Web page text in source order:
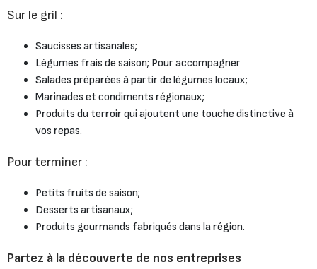
Sur le gril :
Saucisses artisanales;
Légumes frais de saison; Pour accompagner
Salades préparées à partir de légumes locaux;
Marinades et condiments régionaux;
Produits du terroir qui ajoutent une touche distinctive à
vos repas.
Pour terminer :
Petits fruits de saison;
Desserts artisanaux;
Produits gourmands fabriqués dans la région.
Partez à la découverte de nos entreprises